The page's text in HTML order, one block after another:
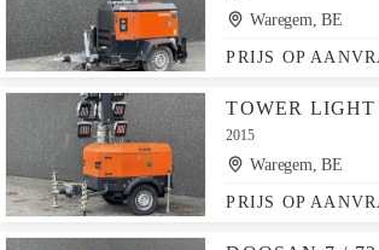
Waregem, BE
PRIJS OP
TOWER
2015
Waregem, BE
PRIJS OP